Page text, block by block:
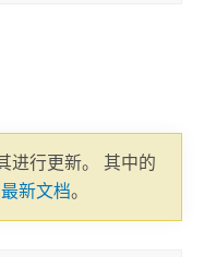
进行更新。 其中的
新文档。